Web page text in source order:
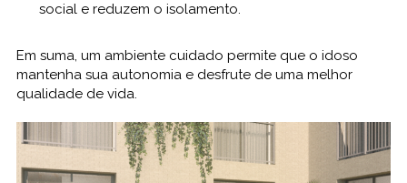
social e reduzem o isolamento.
Em suma, um ambiente cuidado permite que o idoso
mantenha sua autonomia e desfrute de uma melhor
qualidade de vida.